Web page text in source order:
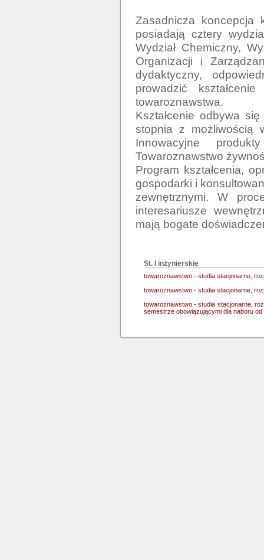
Zasadnicza koncepcja
posiadają cztery
Wydział Chemiczny,
Organizacji i
dydaktyczny,
prowadzić
towaroznawstwa.
Kształcenie odbywa
stopnia z możliwością
Innowacyjne
Towaroznawstwo
Program kształcenia,
gospodarki i
zewnętrznymi. W
interesariusze
mają bogate
St. I inżynierskie
towaroznawstwo - studia stacjonarne,
towaroznawstwo - studia stacjonarne,
towaroznawstwo - studia stacjonarne,
semestrze obowiązującymi dla naboru